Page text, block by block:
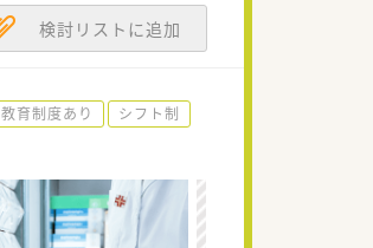
検討リストに追加
教育制度あり
シフト制